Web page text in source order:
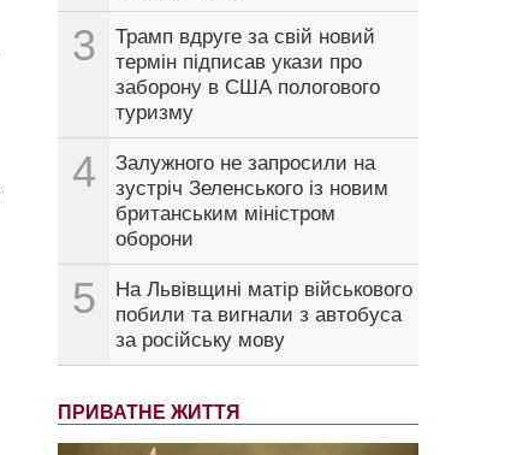
3
Трамп вдруге за свій новий
термін підписав укази про
заборону в США пологового
туризму
4
Залужного не запросили на
зустріч Зеленського із новим
британським міністром
оборони
5
На Львівщині матір військового
побили та вигнали з автобуса
за російську мову
ПРИВАТНЕ ЖИТТЯ